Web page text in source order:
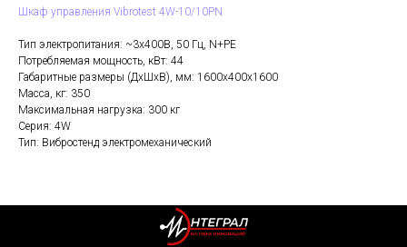
Шкаф управления Vibrotest 4W-10/10PN
Тип электропитания: ~3х400В, 50 Гц, N+PE
Потребляемая мощность, кВт: 44
Габаритные размеры (ДхШхВ), мм: 1600x400x1600
Масса, кг: 350
Максимальная нагрузка: 300 кг
Серия: 4W
Тип: Вибростенд электромеханический